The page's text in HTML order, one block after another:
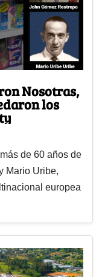
Nosotras,
los
de 60 años de
Mario Uribe,
europea